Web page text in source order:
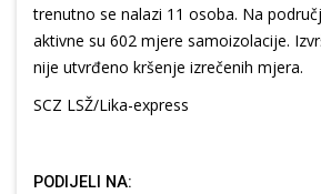
trenutno se nalazi 11 osoba. Na
aktivne su 602 mjere samoizolacije.
nije utvrđeno kršenje izrečenih mjera.
SCZ LSŽ/Lika-express
PODIJELI NA: